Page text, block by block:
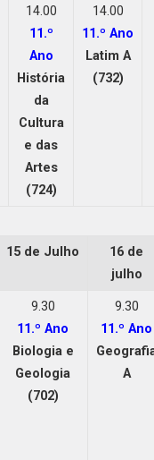
14.00
11.º
Ano
História
da
Cultura
e das
Artes
(724)
14.00
11.º Ano
Latim A
(732)
15 de Julho
16 de
julho
9.30
11.º Ano
Biologia e
Geologia
(702)
9.30
11.º Ano
A